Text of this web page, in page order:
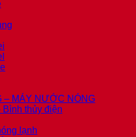
– MÁY NƯỚC NÓNG
Bình thủy điện
lạnh